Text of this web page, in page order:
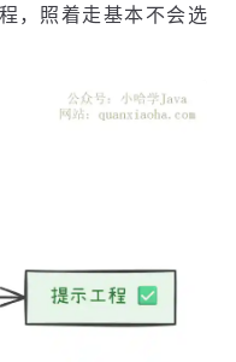
，照着走基本不会选